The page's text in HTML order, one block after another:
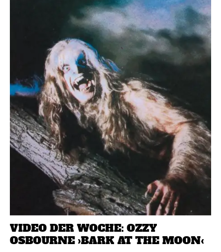
VIDEO DER WOCHE: OZZY
OSBOURNE ›BARK AT THE MOON‹